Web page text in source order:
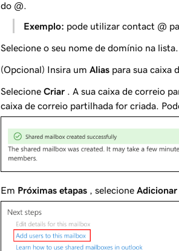
do @.
Exemplo: pode utilizar contact @
Selecione o seu nome de domínio na lista.
(Opcional) Insira um Alias para sua caixa
Selecione Criar . A sua caixa de correio
caixa de correio partilhada for criada.
Em Próximas etapas , selecione Adicionar